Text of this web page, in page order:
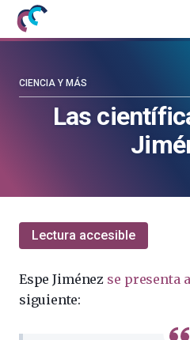
Mujeres
con
la
blog
la
Las
CIENCIA Y MÁS
Lectura accesible
Espe Jiménez se presenta
siguiente: